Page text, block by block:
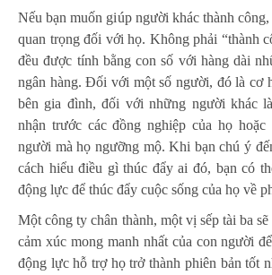
Nếu bạn muốn giúp người khác thành
quan trọng đối với họ. Không phải “thành
đều được tính bằng con số với hàng dài
ngân hàng. Đối với một số người, đó là cơ
bên gia đình, đối với những người khác
nhận trước các đồng nghiệp của họ
người mà họ ngưỡng mộ. Khi bạn chú ý
cách hiểu điều gì thúc đẩy ai đó, bạn có
động lực để thúc đẩy cuộc sống của họ về
Một công ty chân thành, một vị sếp tài ba
cảm xúc mong manh nhất của con người
động lực hỗ trợ họ trở thành phiên bản tốt